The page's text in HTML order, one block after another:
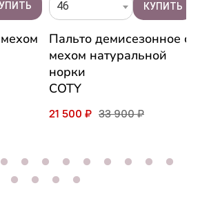
46
Пальто демисезонное с
мехом натуральной
норки
COTY
21 500 ₽ 33 900 ₽